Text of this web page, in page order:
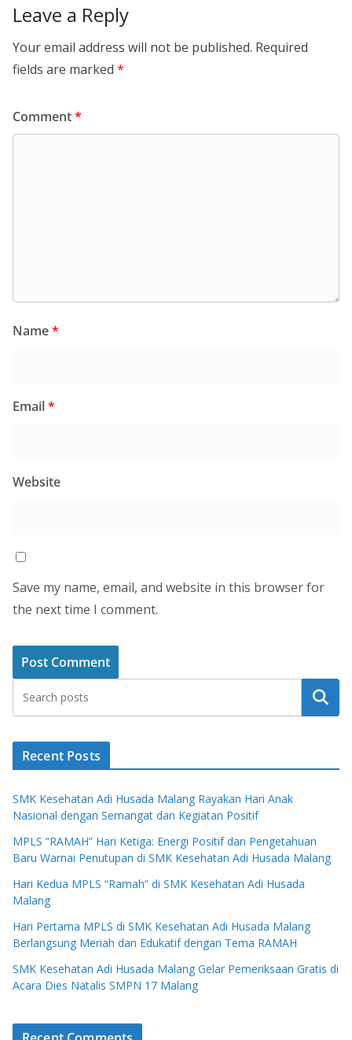
Leave a Reply
Your email address will not be published. Required
fields are marked *
Comment*
Name*
Email*
Website
Save my name, email, and website in this browser for
the next time I comment.
Search
Recent Posts
SMK Kesehatan Adi Husada Malang Rayakan Hari Anak
Nasional dengan Semangat dan Kegiatan Positif
MPLS “RAMAH” Hari Ketiga: Energi Positif dan Pengetahuan
Baru Warnai Penutupan di SMK Kesehatan Adi Husada Malang
Hari Kedua MPLS “Ramah” di SMK Kesehatan Adi Husada
Malang
Hari Pertama MPLS di SMK Kesehatan Adi Husada Malang
Berlangsung Meriah dan Edukatif dengan Tema RAMAH
SMK Kesehatan Adi Husada Malang Gelar Pemeriksaan Gratis di
Acara Dies Natalis SMPN 17 Malang